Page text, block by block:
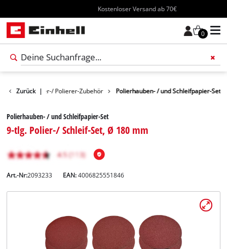
Kostenloser Versand ab 70€
0
Zurück |
Winkelschleifer-/ Polierer-Zubehör Polierhauben- / und Schleifpapier-Set
Polierhauben- / und Schleifpapier-Set
9-tlg. Polier-/ Schleif-Set, Ø 180 mm
Art.-Nr:2093233 EAN:4006825551846